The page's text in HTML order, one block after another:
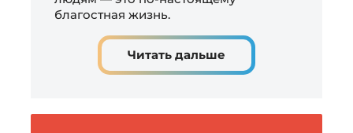
благостная жизнь.
Читать дальше